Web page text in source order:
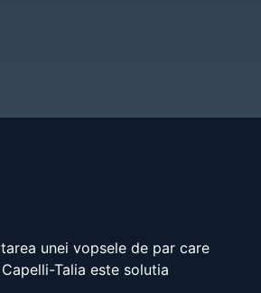
unei vopsele de par care
Talia este solutia